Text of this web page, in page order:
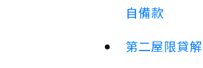
自備款
第二屋限貸